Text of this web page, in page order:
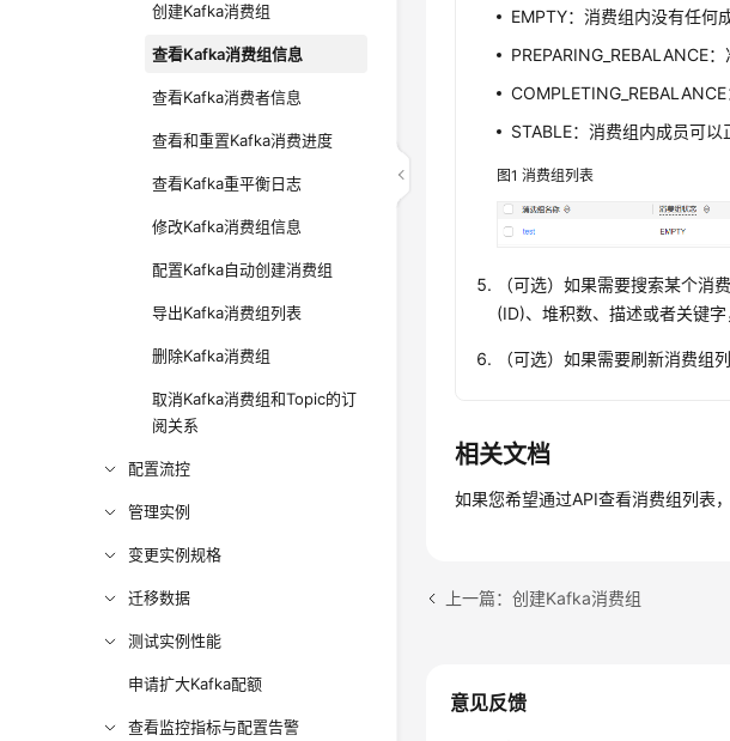
创建Kafka消费组
查看Kafka消费组信息
查看Kafka消费者信息
查看和重置Kafka消费进度
查看Kafka重平衡日志
修改Kafka消费组信息
配置Kafka自动创建消费组
导出Kafka消费组列表
删除Kafka消费组
取消Kafka消费组和Topic的订
阅关系
配置流控
管理实例
变更实例规格
迁移数据
测试实例性能
申请扩大Kafka配额
查看监控指标与配置告警
EMPTY：消费组内没有任何
PREPARING_REBALANCE
STABLE：消费组内成员可以
图1消费组列表
（可选）如果需要搜索某个
(ID)、堆积数、描述或者关键字
（可选）如果需要刷新消费组
相关文档
如果您希望通过API查看消费组列表
上一篇：创建Kafka消费组
意见反馈